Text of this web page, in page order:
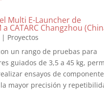
Multi E-Launcher de
a CATARC Changzhou
Proyectos
un rango de pruebas para
guiados de 3,5 a 45 kg,
ensayos de
mayor precisión y